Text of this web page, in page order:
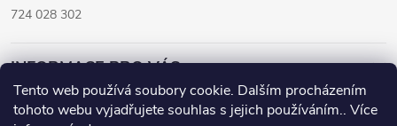
Tento web používá soubory cookie. Dalším procházením
tohoto webu vyjadřujete souhlas s jejich používáním.. Více
724 028 302
INFORMACE PRO VÁS
železářství Olomouc CNC pálení plechů Olomouc